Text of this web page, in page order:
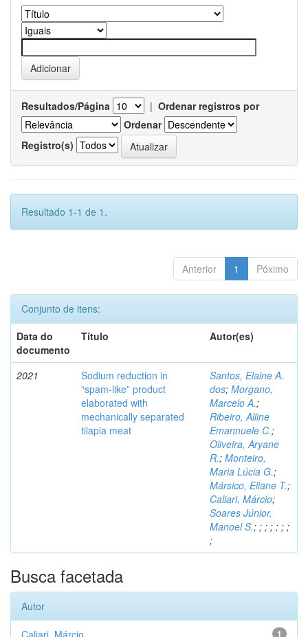
Resultados/Página | Ordenar registros por
Ordenar
Registro(s)
Resultado 1-1 de 1.
Anterior 1 Póximo
Conjunto de itens:
Data do
documento
Título Autor(es)
2021
Sodium reduction in
“spam-like” product
elaborated with
mechanically separated
tilapia meat
Santos, Elaine A.
dos; Morgano,
Marcelo A.;
Ribeiro, Alline
Emannuele C.;
Oliveira, Aryane
R.; Monteiro,
Maria Lúcia G.;
Mársico, Eliane T.;
Caliari, Márcio;
Soares Júnior,
Manoel S.; ; ; ; ; ; ;
;
Busca facetada
Autor
1